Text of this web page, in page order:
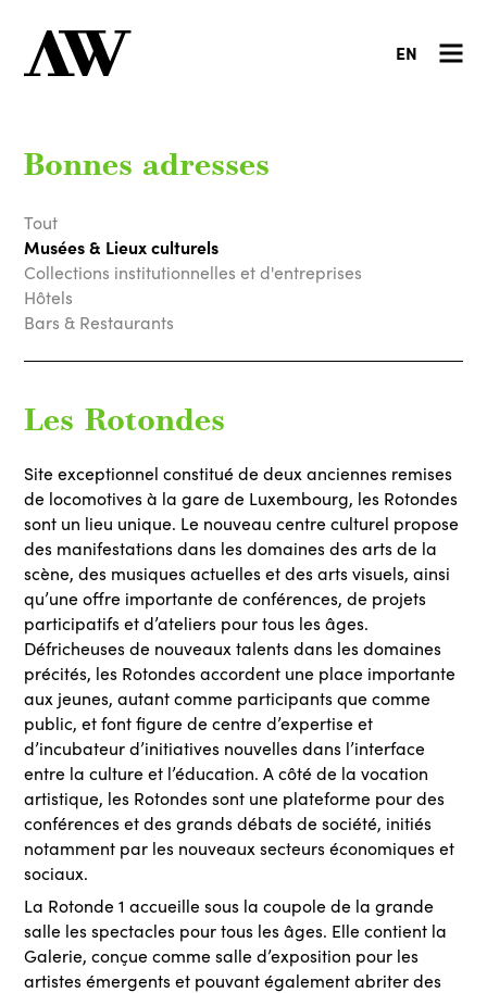
EN
Bonnes adresses
Tout
Musées & Lieux culturels
Collections institutionnelles et d'entreprises
Hôtels
Bars & Restaurants
Les Rotondes
Site exceptionnel constitué de deux anciennes remises
de locomotives à la gare de Luxembourg, les Rotondes
sont un lieu unique. Le nouveau centre culturel propose
des manifestations dans les domaines des arts de la
scène, des musiques actuelles et des arts visuels, ainsi
qu’une offre importante de conférences, de projets
participatifs et d’ateliers pour tous les âges.
Défricheuses de nouveaux talents dans les domaines
précités, les Rotondes accordent une place importante
aux jeunes, autant comme participants que comme
public, et font figure de centre d’expertise et
d’incubateur d’initiatives nouvelles dans l’interface
entre la culture et l’éducation. A côté de la vocation
artistique, les Rotondes sont une plateforme pour des
conférences et des grands débats de société, initiés
notamment par les nouveaux secteurs économiques et
sociaux.
La Rotonde 1 accueille sous la coupole de la grande
salle les spectacles pour tous les âges. Elle contient la
Galerie, conçue comme salle d’exposition pour les
artistes émergents et pouvant également abriter des